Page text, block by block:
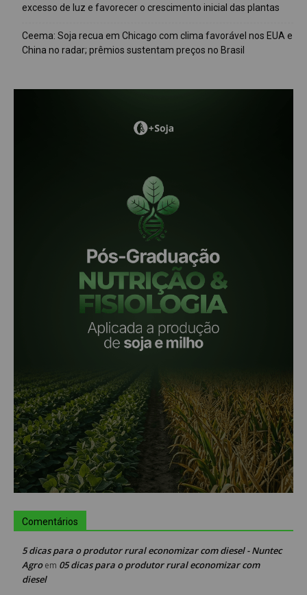
excesso de luz e favorecer o crescimento inicial das plantas
Ceema: Soja recua em Chicago com clima favorável nos EUA e
China no radar; prêmios sustentam preços no Brasil
Comentários
5 dicas para o produtor rural economizar com diesel - Nuntec
Agroem 05 dicas para o produtor rural economizar com
diesel